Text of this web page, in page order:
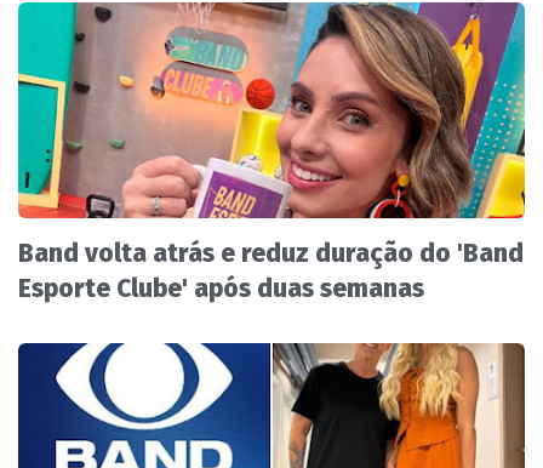
Band volta atrás e reduz duração do 'Band
Esporte Clube' após duas semanas